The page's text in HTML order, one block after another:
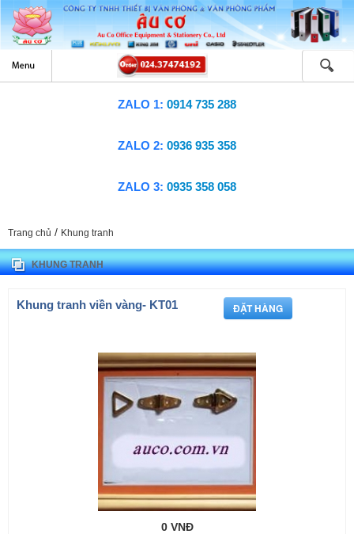
ZALO 1: 0914 735 288
ZALO 2: 0936 935 358
ZALO 3: 0935 358 058
Trang chủ / Khung tranh
KHUNG TRANH
Khung tranh viền vàng- KT01
0 VNĐ